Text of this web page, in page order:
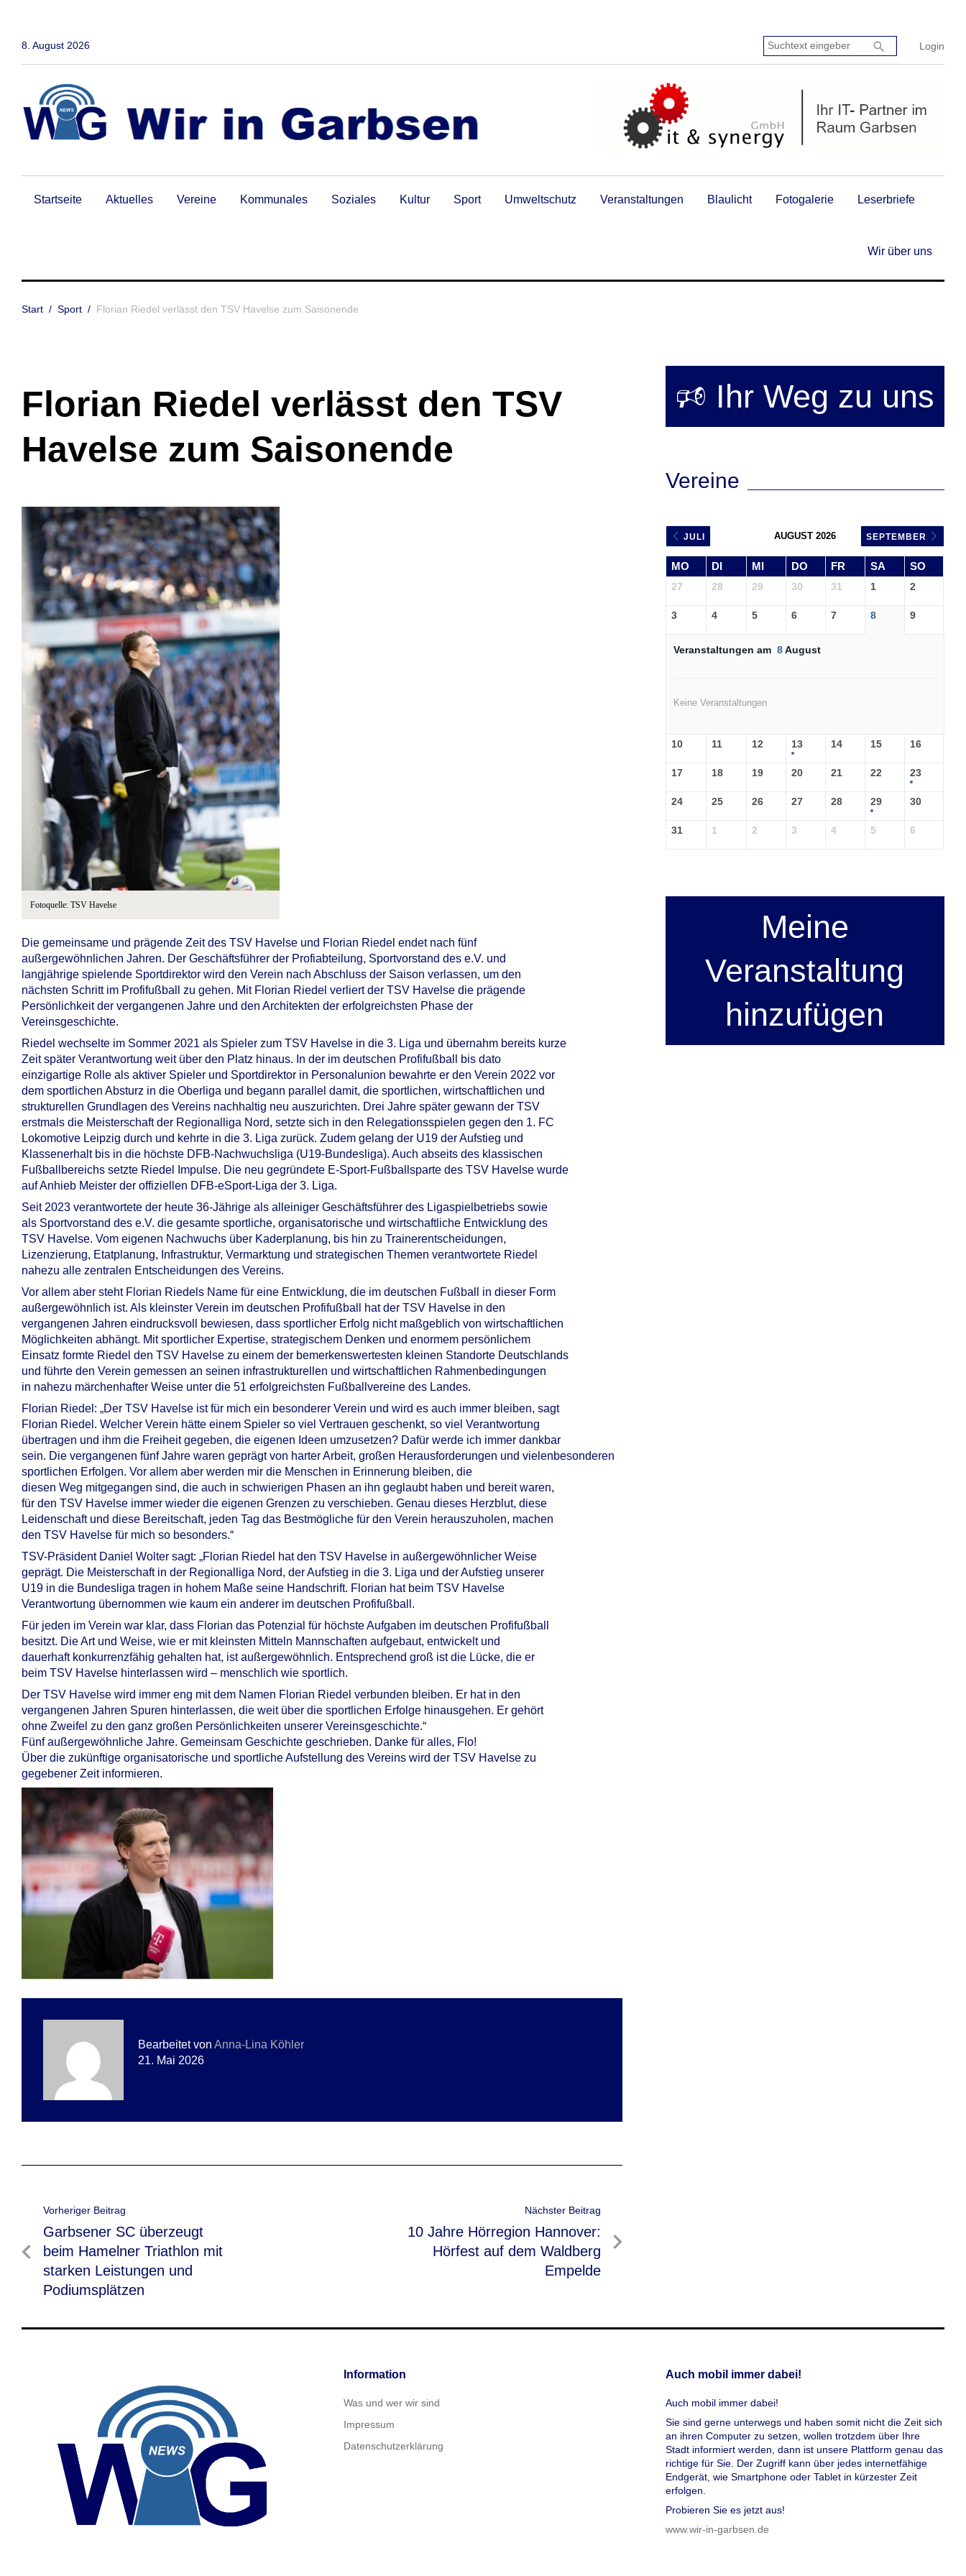
8. August 2026 Login
Suchtext
eingeben:
search
Startseite Aktuelles Vereine Kommunales Soziales Kultur Sport Umweltschutz Veranstaltungen Blaulicht Fotogalerie Leserbriefe
Wir über uns
Start / Sport / Florian Riedel verlässt den TSV Havelse zum Saisonende
Florian Riedel verlässt den TSV
Havelse zum Saisonende
Fotoquelle: TSV Havelse
Die gemeinsame und prägende Zeit des TSV Havelse und Florian Riedel endet nach fünf
außergewöhnlichen Jahren. Der Geschäftsführer der Profiabteilung, Sportvorstand des e.V. und
langjährige spielende Sportdirektor wird den Verein nach Abschluss der Saison verlassen, um den
nächsten Schritt im Profifußball zu gehen. Mit Florian Riedel verliert der TSV Havelse die prägende
Persönlichkeit der vergangenen Jahre und den Architekten der erfolgreichsten Phase der
Vereinsgeschichte.
Riedel wechselte im Sommer 2021 als Spieler zum TSV Havelse in die 3. Liga und übernahm bereits kurze
Zeit später Verantwortung weit über den Platz hinaus. In der im deutschen Profifußball bis dato
einzigartige Rolle als aktiver Spieler und Sportdirektor in Personalunion bewahrte er den Verein 2022 vor
dem sportlichen Absturz in die Oberliga und begann parallel damit, die sportlichen, wirtschaftlichen und
strukturellen Grundlagen des Vereins nachhaltig neu auszurichten. Drei Jahre später gewann der TSV
erstmals die Meisterschaft der Regionalliga Nord, setzte sich in den Relegationsspielen gegen den 1. FC
Lokomotive Leipzig durch und kehrte in die 3. Liga zurück. Zudem gelang der U19 der Aufstieg und
Klassenerhalt bis in die höchste DFB-Nachwuchsliga (U19-Bundesliga). Auch abseits des klassischen
Fußballbereichs setzte Riedel Impulse. Die neu gegründete E-Sport-Fußballsparte des TSV Havelse wurde
auf Anhieb Meister der offiziellen DFB-eSport-Liga der 3. Liga.
Seit 2023 verantwortete der heute 36-Jährige als alleiniger Geschäftsführer des Ligaspielbetriebs sowie
als Sportvorstand des e.V. die gesamte sportliche, organisatorische und wirtschaftliche Entwicklung des
TSV Havelse. Vom eigenen Nachwuchs über Kaderplanung, bis hin zu Trainerentscheidungen,
Lizenzierung, Etatplanung, Infrastruktur, Vermarktung und strategischen Themen verantwortete Riedel
nahezu alle zentralen Entscheidungen des Vereins.
Vor allem aber steht Florian Riedels Name für eine Entwicklung, die im deutschen Fußball in dieser Form
außergewöhnlich ist. Als kleinster Verein im deutschen Profifußball hat der TSV Havelse in den
vergangenen Jahren eindrucksvoll bewiesen, dass sportlicher Erfolg nicht maßgeblich von wirtschaftlichen
Möglichkeiten abhängt. Mit sportlicher Expertise, strategischem Denken und enormem persönlichem
Einsatz formte Riedel den TSV Havelse zu einem der bemerkenswertesten kleinen Standorte Deutschlands
und führte den Verein gemessen an seinen infrastrukturellen und wirtschaftlichen Rahmenbedingungen
in nahezu märchenhafter Weise unter die 51 erfolgreichsten Fußballvereine des Landes.
Florian Riedel: „Der TSV Havelse ist für mich ein besonderer Verein und wird es auch immer bleiben, sagt
Florian Riedel. Welcher Verein hätte einem Spieler so viel Vertrauen geschenkt, so viel Verantwortung
übertragen und ihm die Freiheit gegeben, die eigenen Ideen umzusetzen? Dafür werde ich immer dankbar
sein. Die vergangenen fünf Jahre waren geprägt von harter Arbeit, großen Herausforderungen und vielenbesonderen
sportlichen Erfolgen. Vor allem aber werden mir die Menschen in Erinnerung bleiben, die
diesen Weg mitgegangen sind, die auch in schwierigen Phasen an ihn geglaubt haben und bereit waren,
für den TSV Havelse immer wieder die eigenen Grenzen zu verschieben. Genau dieses Herzblut, diese
Leidenschaft und diese Bereitschaft, jeden Tag das Bestmögliche für den Verein herauszuholen, machen
den TSV Havelse für mich so besonders.“
TSV-Präsident Daniel Wolter sagt: „Florian Riedel hat den TSV Havelse in außergewöhnlicher Weise
geprägt. Die Meisterschaft in der Regionalliga Nord, der Aufstieg in die 3. Liga und der Aufstieg unserer
U19 in die Bundesliga tragen in hohem Maße seine Handschrift. Florian hat beim TSV Havelse
Verantwortung übernommen wie kaum ein anderer im deutschen Profifußball.
Für jeden im Verein war klar, dass Florian das Potenzial für höchste Aufgaben im deutschen Profifußball
besitzt. Die Art und Weise, wie er mit kleinsten Mitteln Mannschaften aufgebaut, entwickelt und
dauerhaft konkurrenzfähig gehalten hat, ist außergewöhnlich. Entsprechend groß ist die Lücke, die er
beim TSV Havelse hinterlassen wird – menschlich wie sportlich.
Der TSV Havelse wird immer eng mit dem Namen Florian Riedel verbunden bleiben. Er hat in den
vergangenen Jahren Spuren hinterlassen, die weit über die sportlichen Erfolge hinausgehen. Er gehört
ohne Zweifel zu den ganz großen Persönlichkeiten unserer Vereinsgeschichte.“
Fünf außergewöhnliche Jahre. Gemeinsam Geschichte geschrieben. Danke für alles, Flo!
Über die zukünftige organisatorische und sportliche Aufstellung des Vereins wird der TSV Havelse zu
gegebener Zeit informieren.
Bearbeitet von Anna-Lina Köhler
21. Mai 2026
Beitragsnavigation
Vorheriger Beitrag
Vorheriger
Beitrag
Garbsener SC überzeugt
beim Hamelner Triathlon mit
starken Leistungen und
Podiumsplätzen
Nächster Beitrag
Nächster
Beitrag
10 Jahre Hörregion Hannover:
Hörfest auf dem Waldberg
Empelde
🕫 Ihr Weg zu uns
Vereine
JULI AUGUST 2026 SEPTEMBER
MO DI MI DO FR SA SO
27 28 29 30 31 1 2
3 4 5 6 7 8 9
Veranstaltungen am 8August
Keine Veranstaltungen
10 11 12 13 14 15 16
17 18 19 20 21 22 23
24 25 26 27 28 29 30
31 1 2 3 4 5 6
Meine
Veranstaltung
hinzufügen
Information
Was und wer wir sind
Impressum
Datenschutzerklärung
Auch mobil immer dabei!
Auch mobil immer dabei!
Sie sind gerne unterwegs und haben somit nicht die Zeit sich
an ihren Computer zu setzen, wollen trotzdem über Ihre
Stadt informiert werden, dann ist unsere Plattform genau das
richtige für Sie. Der Zugriff kann über jedes internetfähige
Endgerät, wie Smartphone oder Tablet in kürzester Zeit
erfolgen.
Probieren Sie es jetzt aus!
www.wir-in-garbsen.de